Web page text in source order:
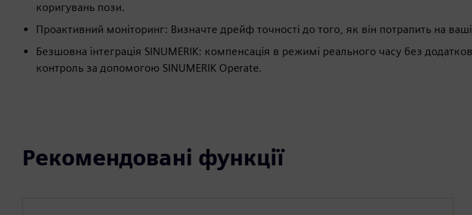
коригувань пози.
Проактивний моніторинг: Визначте дрейф точності до того, як він потрапить на ваші
Безшовна інтеграція SINUMERIK: компенсація в режимі реального часу без
контроль за допомогою SINUMERIK Operate.
Рекомендовані функції